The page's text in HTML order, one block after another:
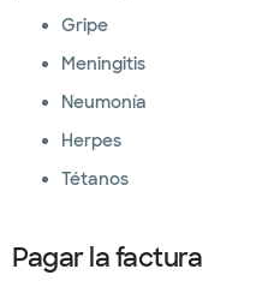
Gripe
Meningitis
Neumonía
Herpes
Tétanos
Pagar la factura